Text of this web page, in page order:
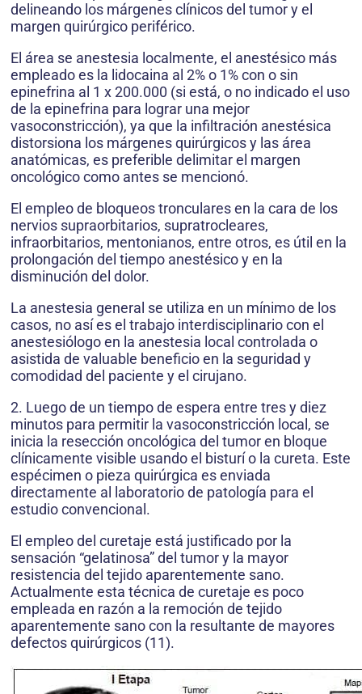
delineando los márge­nes clínicos del tumor y el
margen quirúrgico periférico.
El área se anestesia localmente, el anestésico más
empleado es la lidocaina al 2% o 1% con o sin
epinefrina al 1 x 200.000 (si está, o no indicado el uso
de la epinefrina para lograr una mejor
vasoconstricción), ya que la infiltración anestésica
distorsiona los márgenes quirúrgicos y las área
anatómicas, es preferible delimitar el margen
oncológico como antes se mencionó.
El empleo de bloqueos tronculares en la cara de los
nervios supraorbitarios, supratrocleares,
infraorbitarios, mentonianos, entre otros, es útil en la
prolongación del tiempo anestésico y en la
disminución del dolor.
La anestesia general se utiliza en un mínimo de los
casos, no así es el trabajo interdisciplinario con el
anestesiólogo en la anestesia local controlada o
asistida de valuable beneficio en la seguridad y
comodidad del paciente y el cirujano.
2. Luego de un tiempo de espera entre tres y diez
minutos para permitir la vasoconstricción local, se
inicia la resección oncológica del tumor en bloque
clínicamente visible usando el bisturí o la cureta. Este
espécimen o pieza quirúrgica es enviada
directamente al laboratorio de pa­tología para el
estudio convencional.
El empleo del curetaje está justificado por la
sensación “gelatinosa” del tumor y la mayor
resistencia del tejido aparentemente sano.
Actualmente esta técnica de curetaje es poco
empleada en razón a la remoción de tejido
aparentemente sano con la resultante de mayores
defectos quirúrgicos (11).